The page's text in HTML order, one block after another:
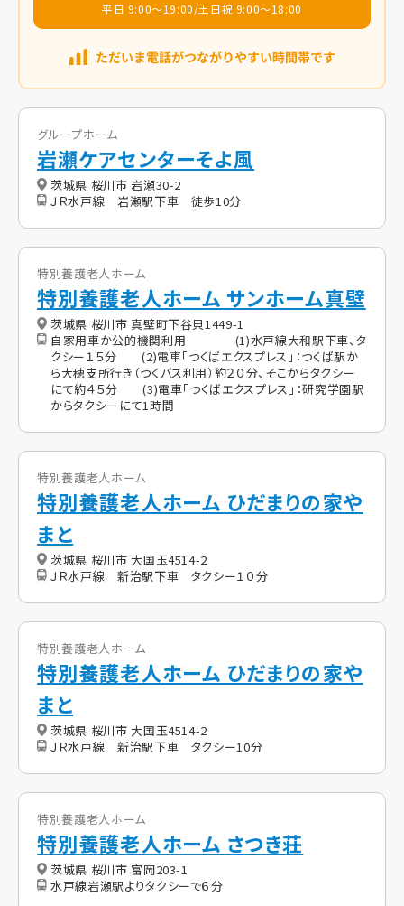
平日 9:00～19:00/土日祝 9:00～18:00
グループホーム
岩瀬ケアセンターそよ風
茨城県 桜川市 岩瀬30-2
ＪＲ水戸線 岩瀬駅下車 徒歩10分
特別養護老人ホーム
特別養護老人ホーム サンホーム真壁
茨城県 桜川市 真壁町下谷貝1449-1
自家用車か公的機関利用 (1)水戸線大和駅下車、タ
クシー１５分 (2)電車「つくばエクスプレス」：つくば駅か
ら大穂支所行き（つくバス利用）約２０分、そこからタクシー
にて約４５分 (3)電車「つくばエクスプレス」：研究学園駅
からタクシーにて1時間
特別養護老人ホーム
特別養護老人ホーム ひだまりの家や
まと
茨城県 桜川市 大国玉4514-2
ＪＲ水戸線 新治駅下車 タクシー１０分
特別養護老人ホーム
特別養護老人ホーム ひだまりの家や
まと
茨城県 桜川市 大国玉4514-2
ＪＲ水戸線 新治駅下車 タクシー10分
特別養護老人ホーム
特別養護老人ホーム さつき荘
茨城県 桜川市 富岡203-1
水戸線岩瀬駅よりタクシーで６分